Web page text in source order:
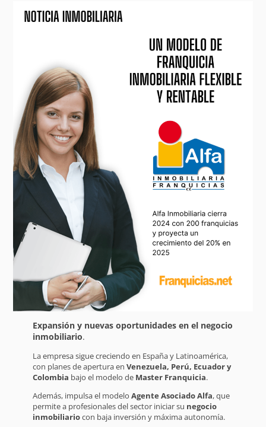
Expansión y nuevas oportunidades en el negocio
inmobiliario.
La empresa sigue creciendo en España y Latinoamérica,
con planes de apertura en Venezuela, Perú, Ecuador y
Colombia bajo el modelo de Master Franquicia.
Además, impulsa el modelo Agente Asociado Alfa, que
permite a profesionales del sector iniciar su negocio
inmobiliariocon baja inversión y máxima autonomía.